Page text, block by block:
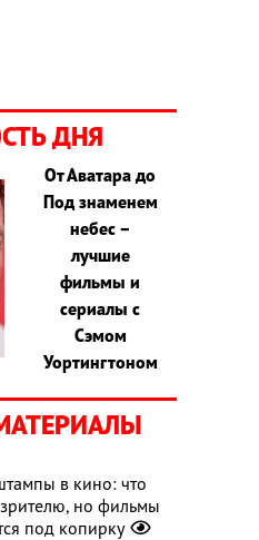
ДНЯ
От Аватара до
Под знаменем
небес –
лучшие
фильмы и
сериалы с
Сэмом
Уортингтоном
в кино: что
но фильмы
под копирку